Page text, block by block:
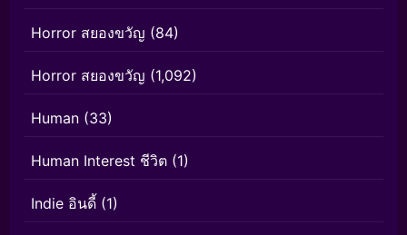
Horror สยองขวัญ (84)
Horror สยองขวัญ (1,092)
Human (33)
Human Interest ชีวิต (1)
Indie อินดี้ (1)